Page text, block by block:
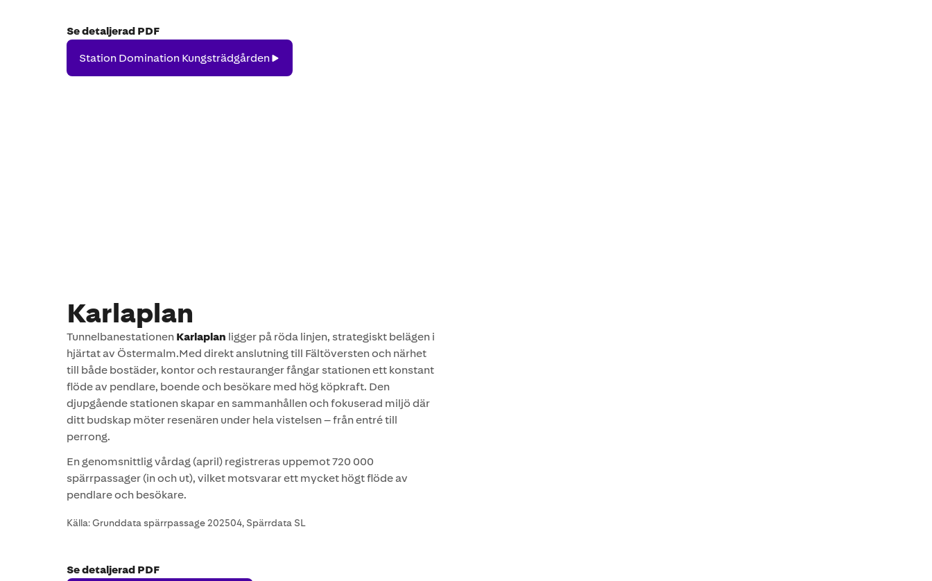
Se detaljerad PDF
Domination
Station Domination Kungsträdgården
Karlaplan
Tunnelbanestationen Karlaplan ligger på röda linjen, strategiskt belägen i
hjärtat av Östermalm.Med direkt anslutning till Fältöversten och närhet
till både bostäder, kontor och restauranger fångar stationen ett konstant
flöde av pendlare, boende och besökare med hög köpkraft. Den
djupgående stationen skapar en sammanhållen och fokuserad miljö där
ditt budskap möter resenären under hela vistelsen – från entré till
perrong.
En genomsnittlig vårdag (april) registreras uppemot 720 000
spärrpassager (in och ut), vilket motsvarar ett mycket högt flöde av
pendlare och besökare.
Källa: Grunddata spärrpassage 202504, Spärrdata SL
Se detaljerad PDF